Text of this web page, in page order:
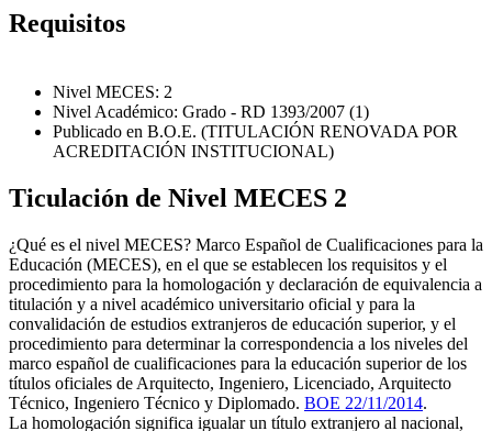
Requisitos
Nivel MECES: 2
Nivel Académico: Grado - RD 1393/2007 (1)
Publicado en B.O.E. (TITULACIÓN RENOVADA POR
ACREDITACIÓN INSTITUCIONAL)
Ticulación de Nivel MECES 2
¿Qué es el nivel MECES? Marco Español de Cualificaciones para la
Educación (MECES), en el que se establecen los requisitos y el
procedimiento para la homologación y declaración de equivalencia a
titulación y a nivel académico universitario oficial y para la
convalidación de estudios extranjeros de educación superior, y el
procedimiento para determinar la correspondencia a los niveles del
marco español de cualificaciones para la educación superior de los
títulos oficiales de Arquitecto, Ingeniero, Licenciado, Arquitecto
Técnico, Ingeniero Técnico y Diplomado. BOE 22/11/2014.
La homologación significa igualar un título extranjero al nacional,